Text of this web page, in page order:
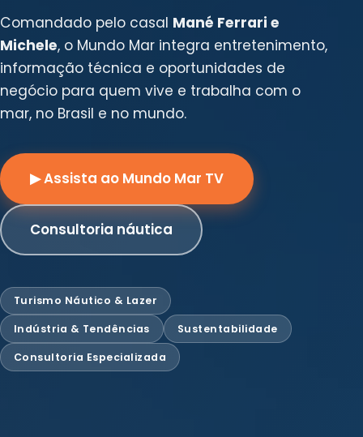
Comandado pelo casal Mané Ferrari e
Michele, o Mundo Mar integra entretenimento,
informação técnica e oportunidades de
negócio para quem vive e trabalha com o
mar, no Brasil e no mundo.
▶ Assista ao Mundo Mar TV
Consultoria náutica
Turismo Náutico & Lazer
Indústria & Tendências Sustentabilidade
Consultoria Especializada